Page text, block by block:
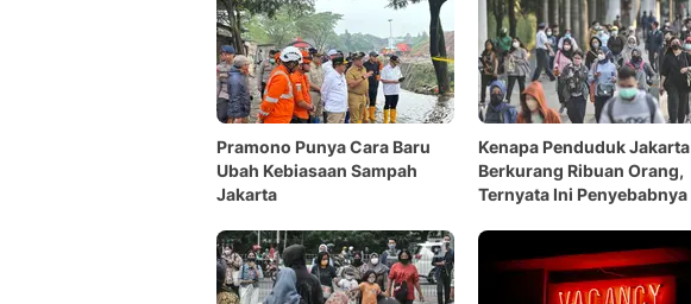
Pramono Punya Cara Baru
Ubah Kebiasaan Sampah
Jakarta
Kenapa Penduduk Jakarta
Berkurang Ribuan Orang,
Ternyata Ini Penyebabnya